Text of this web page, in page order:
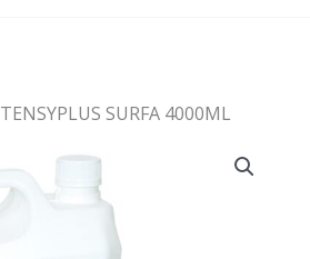
TENSYPLUS SURFA 4000ML